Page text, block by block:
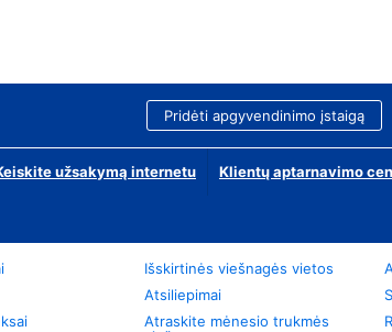
Pridėti apgyvendinimo įstaigą
užsakymą internetu Klientų aptarnavimo
Išskirtinės viešnagės vietos
Atsiliepimai
Atraskite mėnesio trukmės